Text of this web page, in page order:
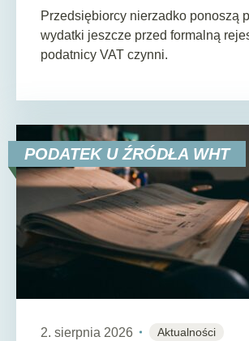
Przedsiębiorcy nierzadko ponoszą
wydatki jeszcze przed formalną
podatnicy VAT czynni.
PODATEK U ŹRÓDŁA WHT
2. sierpnia 2026 Aktualności